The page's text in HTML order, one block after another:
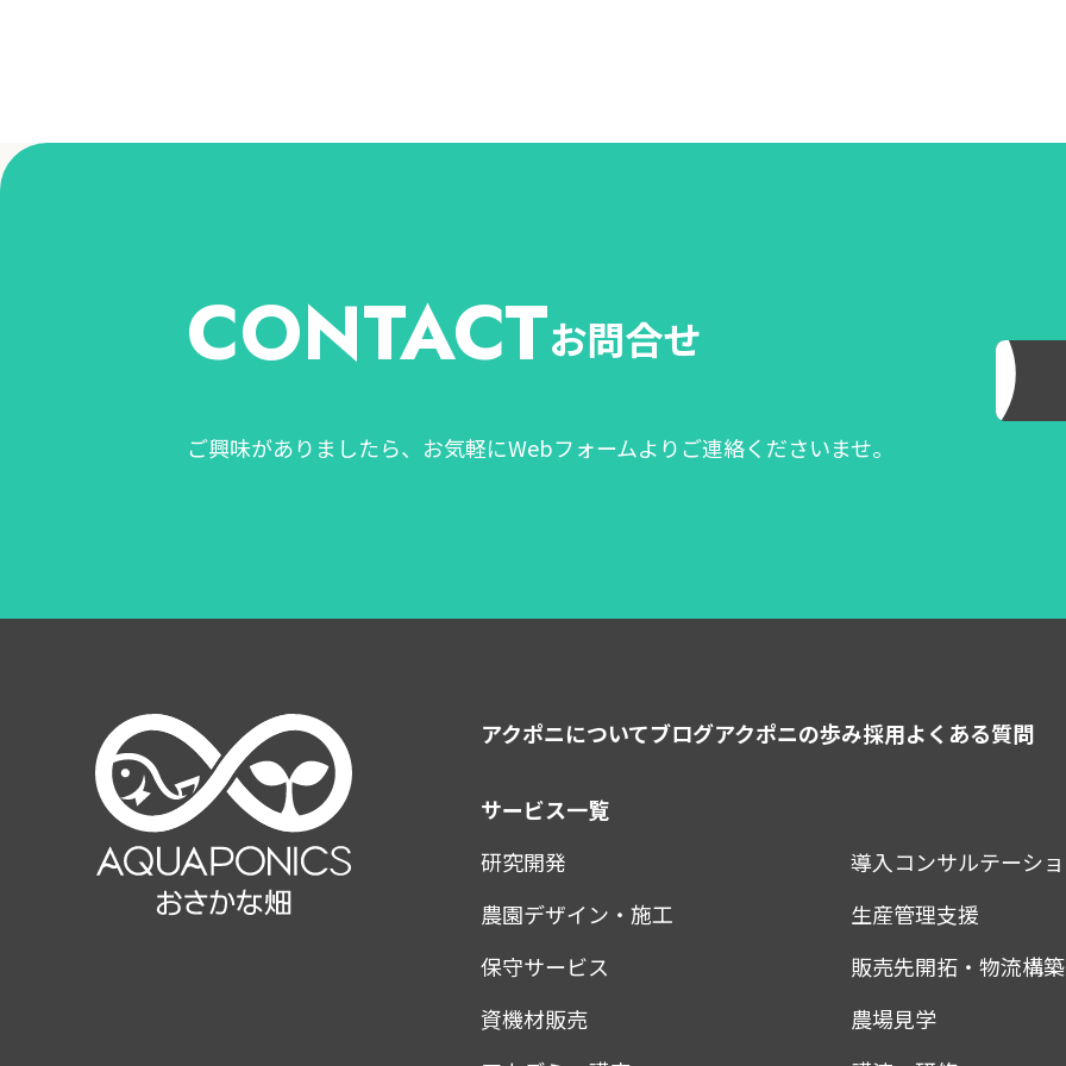
CONTACTお問合せ
ご興味がありましたら、お気軽にWebフォームよりご連絡くださいませ。
アクポニについてブログアクポニの歩み採用よくある質問
サービス一覧
研究開発
導入コンサルテーシ
農園デザイン・施工
生産管理支援
保守サービス
販売先開拓・物流構築
資機材販売
農場見学